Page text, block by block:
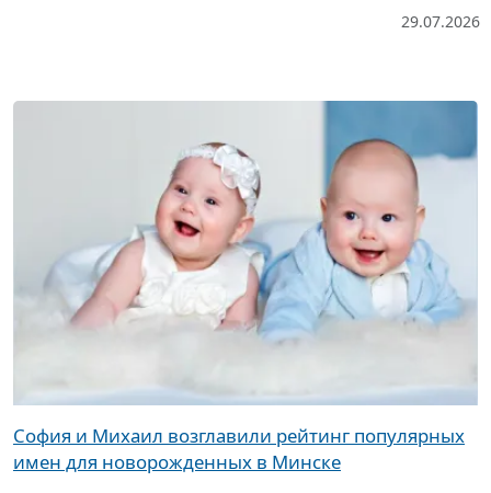
29.07.2026
София и Михаил возглавили рейтинг популярных
имен для новорожденных в Минске